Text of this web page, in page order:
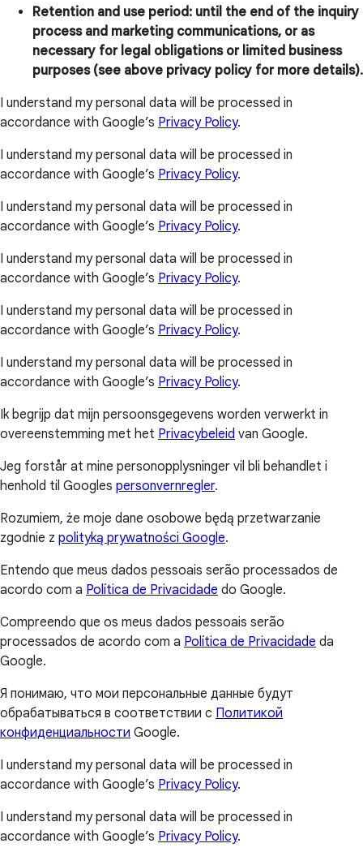
Retention and use period: until the end of the inquiry
process and marketing communications, or as
necessary for legal obligations or limited business
purposes (see above privacy policy for more details).
I understand my personal data will be processed in
accordance with Google’s Privacy Policy.
I understand my personal data will be processed in
accordance with Google’s Privacy Policy.
I understand my personal data will be processed in
accordance with Google’s Privacy Policy.
I understand my personal data will be processed in
accordance with Google’s Privacy Policy.
I understand my personal data will be processed in
accordance with Google’s Privacy Policy.
I understand my personal data will be processed in
accordance with Google’s Privacy Policy.
Ik begrijp dat mijn persoonsgegevens worden verwerkt in
overeenstemming met het Privacybeleid van Google.
Jeg forstår at mine personopplysninger vil bli behandlet i
henhold til Googles personvernregler.
Rozumiem, że moje dane osobowe będą przetwarzanie
zgodnie z polityką prywatności Google.
Entendo que meus dados pessoais serão processados de
acordo com a Política de Privacidade do Google.
Compreendo que os meus dados pessoais serão
processados de acordo com a Política de Privacidade da
Google.
Я понимаю, что мои персональные данные будут
обрабатываться в соответствии с Политикой
конфиденциальности Google.
I understand my personal data will be processed in
accordance with Google’s Privacy Policy.
I understand my personal data will be processed in
accordance with Google’s Privacy Policy.